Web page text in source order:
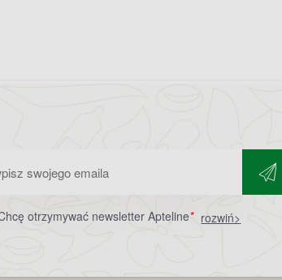
otrzymywać newsletter Apteline* rozwiń>